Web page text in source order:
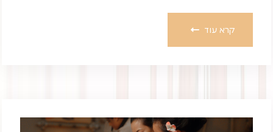
קרא עוד